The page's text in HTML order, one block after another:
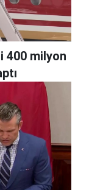
400 milyon